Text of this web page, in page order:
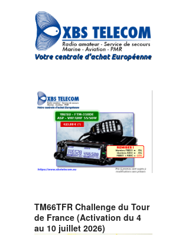
TM66TFR Challenge du Tour
de France (Activation du 4
au 10 juillet 2026)